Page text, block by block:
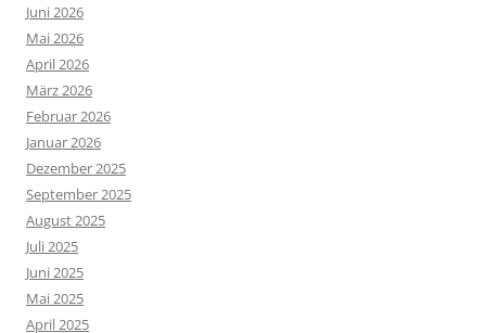
Juni 2026
Mai 2026
April 2026
März 2026
Februar 2026
Januar 2026
Dezember 2025
September 2025
August 2025
Juli 2025
Juni 2025
Mai 2025
April 2025